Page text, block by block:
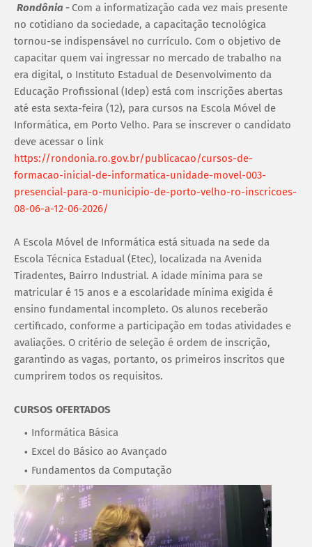
Rondônia - Com a informatização cada vez mais presente
no cotidiano da sociedade, a capacitação tecnológica
tornou-se indispensável no currículo. Com o objetivo de
capacitar quem vai ingressar no mercado de trabalho na
era digital, o Instituto Estadual de Desenvolvimento da
Educação Profissional (Idep) está com inscrições abertas
até esta sexta-feira (12), para cursos na Escola Móvel de
Informática, em Porto Velho. Para se inscrever o candidato
deve acessar o link
https://rondonia.ro.gov.br/publicacao/cursos-de-
formacao-inicial-de-informatica-unidade-movel-003-
presencial-para-o-municipio-de-porto-velho-ro-inscricoes-
08-06-a-12-06-2026/
A Escola Móvel de Informática está situada na sede da
Escola Técnica Estadual (Etec), localizada na Avenida
Tiradentes, Bairro Industrial. A idade mínima para se
matricular é 15 anos e a escolaridade mínima exigida é
ensino fundamental incompleto. Os alunos receberão
certificado, conforme a participação em todas atividades e
avaliações. O critério de seleção é ordem de inscrição,
garantindo as vagas, portanto, os primeiros inscritos que
cumprirem todos os requisitos.
CURSOS OFERTADOS
Informática Básica
Excel do Básico ao Avançado
Fundamentos da Computação